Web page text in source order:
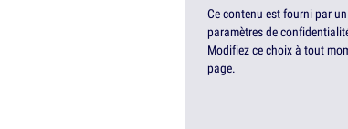
Ce contenu est fourni par
paramètres de
Modifiez ce choix à tout
page.